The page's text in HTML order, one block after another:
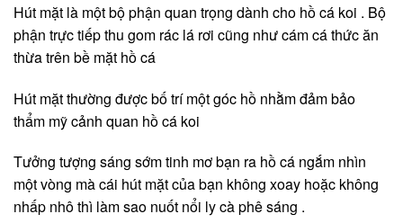
Hút mặt là một bộ phận quan trọng dành cho hồ cá koi . Bộ
phận trực tiếp thu gom rác lá rơi cũng như cám cá thức ăn
thừa trên bề mặt hồ cá
Hút mặt thường được bố trí một góc hồ nhằm đảm bảo
thẩm mỹ cảnh quan hồ cá koi
Tưởng tượng sáng sớm tinh mơ bạn ra hồ cá ngắm nhìn
một vòng mà cái hút mặt của bạn không xoay hoặc không
nhấp nhô thì làm sao nuốt nổi ly cà phê sáng .